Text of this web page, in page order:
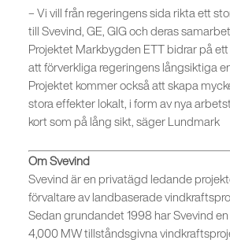
– Vi vill från regeringens sida rikta ett
till Svevind, GE, GIG och deras
Projektet Markbygden ETT bidrar på ett
att förverkliga regeringens långsiktiga
Projektet kommer också att skapa
stora effekter lokalt, i form av nya
kort som på lång sikt, säger Lundmark
Om Svevind
Svevind är en privatägd ledande
förvaltare av landbaserade
Sedan grundandet 1998 har Svevind
4,000 MW tillståndsgivna